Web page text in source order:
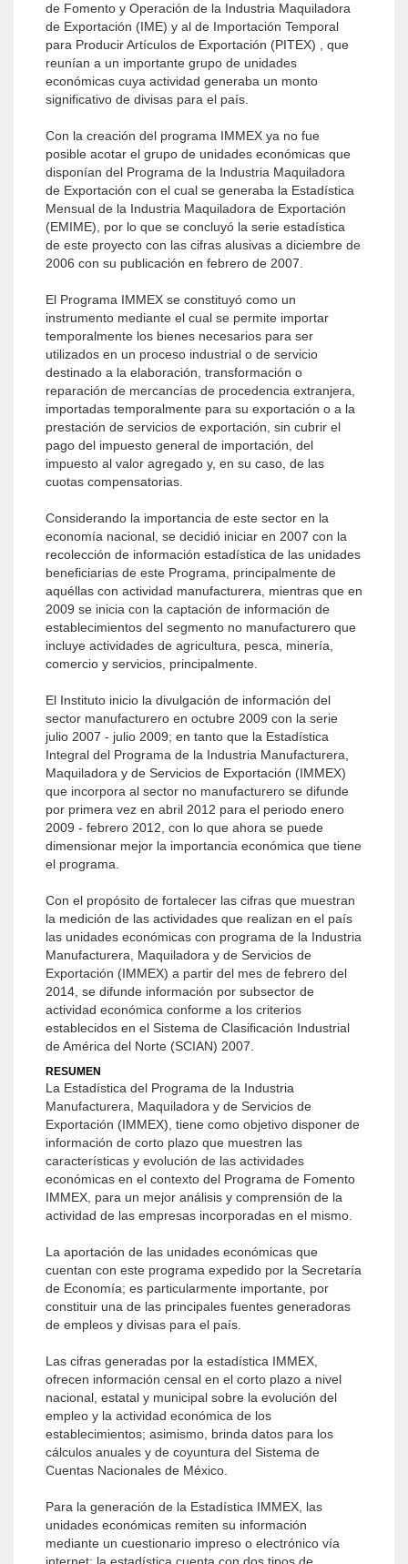
de Fomento y Operación de la Industria Maquiladora
de Exportación (IME) y al de Importación Temporal
para Producir Artículos de Exportación (PITEX) , que
reunían a un importante grupo de unidades
económicas cuya actividad generaba un monto
significativo de divisas para el país.
Con la creación del programa IMMEX ya no fue
posible acotar el grupo de unidades económicas que
disponían del Programa de la Industria Maquiladora
de Exportación con el cual se generaba la Estadística
Mensual de la Industria Maquiladora de Exportación
(EMIME), por lo que se concluyó la serie estadística
de este proyecto con las cifras alusivas a diciembre de
2006 con su publicación en febrero de 2007.
El Programa IMMEX se constituyó como un
instrumento mediante el cual se permite importar
temporalmente los bienes necesarios para ser
utilizados en un proceso industrial o de servicio
destinado a la elaboración, transformación o
reparación de mercancías de procedencia extranjera,
importadas temporalmente para su exportación o a la
prestación de servicios de exportación, sin cubrir el
pago del impuesto general de importación, del
impuesto al valor agregado y, en su caso, de las
cuotas compensatorias.
Considerando la importancia de este sector en la
economía nacional, se decidió iniciar en 2007 con la
recolección de información estadística de las unidades
beneficiarias de este Programa, principalmente de
aquéllas con actividad manufacturera, mientras que en
2009 se inicia con la captación de información de
establecimientos del segmento no manufacturero que
incluye actividades de agricultura, pesca, minería,
comercio y servicios, principalmente.
El Instituto inicio la divulgación de información del
sector manufacturero en octubre 2009 con la serie
julio 2007 - julio 2009; en tanto que la Estadística
Integral del Programa de la Industria Manufacturera,
Maquiladora y de Servicios de Exportación (IMMEX)
que incorpora al sector no manufacturero se difunde
por primera vez en abril 2012 para el periodo enero
2009 - febrero 2012, con lo que ahora se puede
dimensionar mejor la importancia económica que tiene
el programa.
Con el propósito de fortalecer las cifras que muestran
la medición de las actividades que realizan en el país
las unidades económicas con programa de la Industria
Manufacturera, Maquiladora y de Servicios de
Exportación (IMMEX) a partir del mes de febrero del
2014, se difunde información por subsector de
actividad económica conforme a los criterios
establecidos en el Sistema de Clasificación Industrial
de América del Norte (SCIAN) 2007.
RESUMEN
La Estadística del Programa de la Industria
Manufacturera, Maquiladora y de Servicios de
Exportación (IMMEX), tiene como objetivo disponer de
información de corto plazo que muestren las
características y evolución de las actividades
económicas en el contexto del Programa de Fomento
IMMEX, para un mejor análisis y comprensión de la
actividad de las empresas incorporadas en el mismo.
La aportación de las unidades económicas que
cuentan con este programa expedido por la Secretaría
de Economía; es particularmente importante, por
constituir una de las principales fuentes generadoras
de empleos y divisas para el país.
Las cifras generadas por la estadística IMMEX,
ofrecen información censal en el corto plazo a nivel
nacional, estatal y municipal sobre la evolución del
empleo y la actividad económica de los
establecimientos; asimismo, brinda datos para los
cálculos anuales y de coyuntura del Sistema de
Cuentas Nacionales de México.
Para la generación de la Estadística IMMEX, las
unidades económicas remiten su información
mediante un cuestionario impreso o electrónico vía